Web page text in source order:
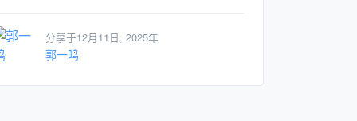
分享于12月11日, 2025年
郭一鸣